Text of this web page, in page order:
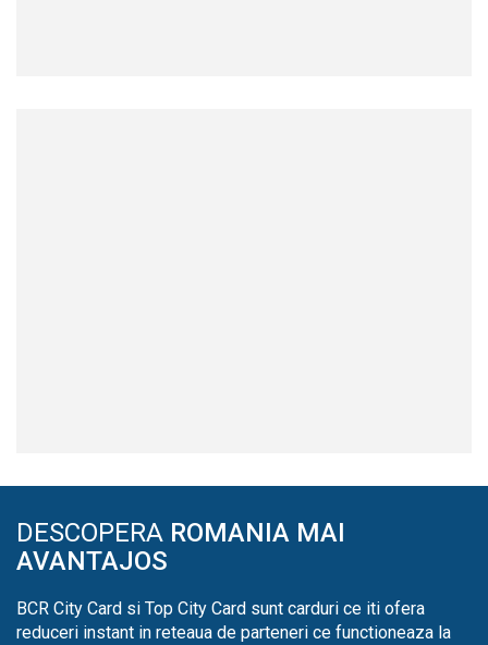
DESCOPERA ROMANIA MAI
AVANTAJOS
BCR City Card si Top City Card sunt carduri ce iti ofera
reduceri instant in reteaua de parteneri ce functioneaza la